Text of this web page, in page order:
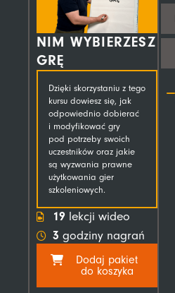
NIM WYBIERZESZ
GRĘ
Dzięki skorzystaniu z tego
kursu dowiesz się, jak
odpowiednio dobierać
i modyfikować gry
pod potrzeby swoich
uczestników oraz jakie
są wyzwania prawne
użytkowania gier
szkoleniowych.
19lekcji wideo
3 godziny nagrań
Dodaj pakiet
do koszyka